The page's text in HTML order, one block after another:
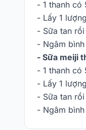
- 1 thanh có
- Lấy 1
- Sữa tan
- Ngâm
- Sữa meiji
- 1 thanh có
- Lấy 1
- Sữa tan
- Ngâm